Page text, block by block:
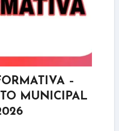
–
MUNICIPAL